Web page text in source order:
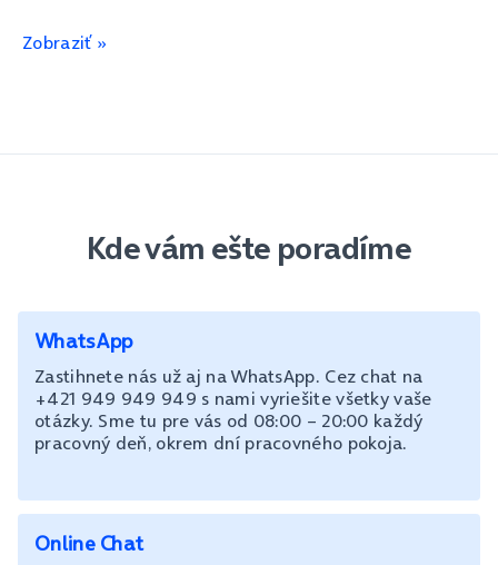
Zobraziť »
Kde vám ešte poradíme
WhatsApp
Zastihnete nás už aj na WhatsApp. Cez chat na
+421 949 949 949 s nami vyriešite všetky vaše
otázky. Sme tu pre vás od 08:00 – 20:00 každý
pracovný deň, okrem dní pracovného pokoja.
Online Chat